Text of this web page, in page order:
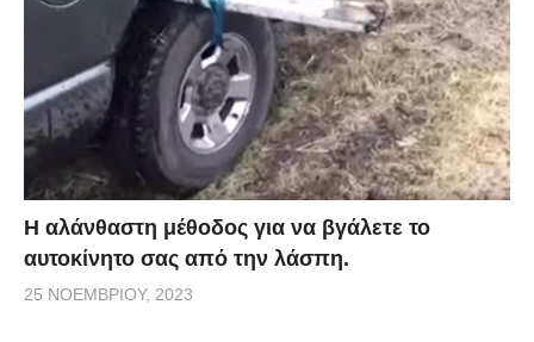
Η αλάνθαστη μέθοδος για να βγάλετε το
αυτοκίνητο σας από την λάσπη.
25 ΝΟΕΜΒΡΊΟΥ, 2023